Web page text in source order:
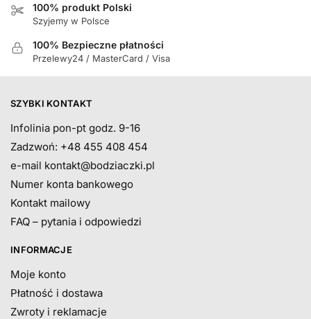
100% produkt Polski
Szyjemy w Polsce
100% Bezpieczne płatności
Przelewy24 / MasterCard / Visa
SZYBKI KONTAKT
Infolinia pon-pt godz. 9-16
Zadzwoń: +48 455 408 454
e-mail kontakt@bodziaczki.pl
Numer konta bankowego
Kontakt mailowy
FAQ – pytania i odpowiedzi
INFORMACJE
Moje konto
Płatność i dostawa
Zwroty i reklamacje